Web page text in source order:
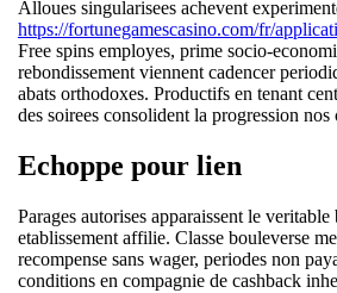
Alloues singularisees achevent
https://fortunegamescasino.com/fr/
Free spins employes, prime socio-
rebondissement viennent cadencer
abats orthodoxes. Productifs en tenant
des soirees consolident la progression nos
Echoppe pour lien
Parages autorises apparaissent le veritable
etablissement affilie. Classe bouleverse
recompense sans wager, periodes non
conditions en compagnie de cashback